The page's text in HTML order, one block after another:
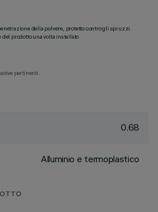
della polvere, protetto contro gli spruzzi.
prodotto una volta installato
pertinenti.
0.68
Alluminio e termoplastico